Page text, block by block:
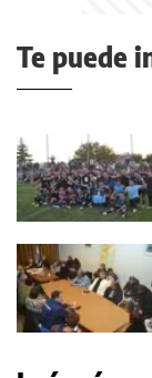
Te puede